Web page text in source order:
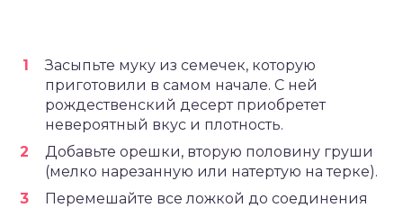
Засыпьте муку из семечек, которую
приготовили в самом начале. С ней
рождественский десерт приобретет
невероятный вкус и плотность.
Добавьте орешки, вторую половину груши
(мелко нарезанную или натертую на терке).
Перемешайте все ложкой до соединения